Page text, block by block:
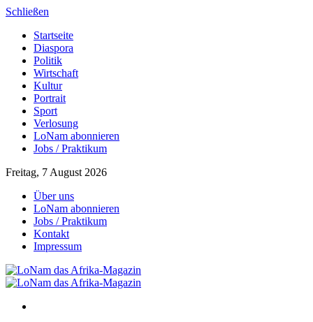
Schließen
Startseite
Diaspora
Politik
Wirtschaft
Kultur
Portrait
Sport
Verlosung
LoNam abonnieren
Jobs / Praktikum
Freitag, 7 August 2026
Über uns
LoNam abonnieren
Jobs / Praktikum
Kontakt
Impressum